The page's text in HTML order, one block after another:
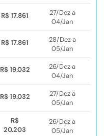
R$ 17.861
27/Dez a
04/Jan
R$ 17.861
28/Dez a
05/Jan
R$ 19.032
26/Dez a
04/Jan
R$ 19.032
27/Dez a
05/Jan
R$
20.203
26/Dez a
05/Jan